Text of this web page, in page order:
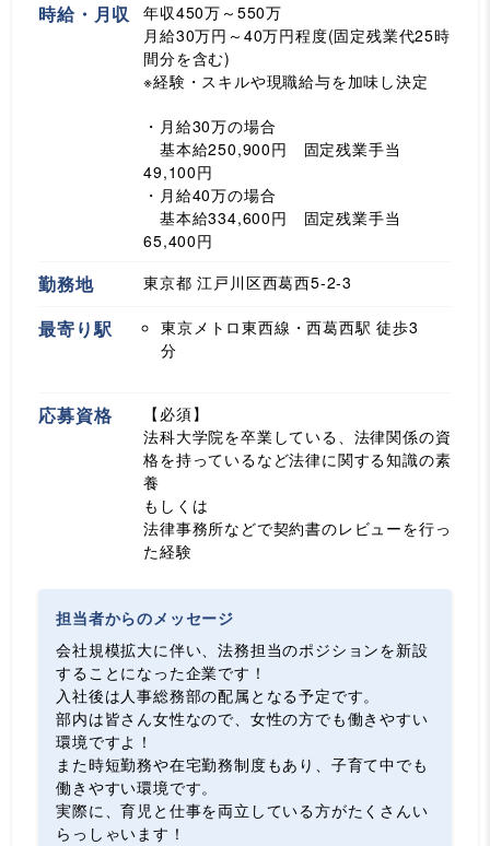
時給・月収
年収450万～550万
月給30万円～40万円程度(固定残業代25時
間分を含む)
※経験・スキルや現職給与を加味し決定
・月給30万の場合
基本給250,900円 固定残業手当
49,100円
・月給40万の場合
基本給334,600円 固定残業手当
65,400円
勤務地 東京都 江戸川区西葛西5-2-3
最寄り駅 東京メトロ東西線・西葛西駅 徒歩3
分
応募資格
【必須】
法科大学院を卒業している、法律関係の資
格を持っているなど法律に関する知識の素
養
もしくは
法律事務所などで契約書のレビューを行っ
た経験
担当者からのメッセージ
会社規模拡大に伴い、法務担当のポジションを新設
することになった企業です！
入社後は人事総務部の配属となる予定です。
部内は皆さん女性なので、女性の方でも働きやすい
環境ですよ！
また時短勤務や在宅勤務制度もあり、子育て中でも
働きやすい環境です。
実際に、育児と仕事を両立している方がたくさんい
らっしゃいます！